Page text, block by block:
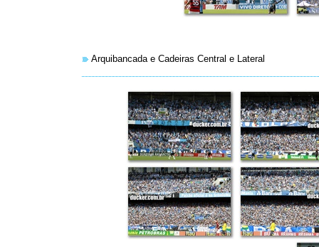
Arquibancada e Cadeiras Central e Lateral